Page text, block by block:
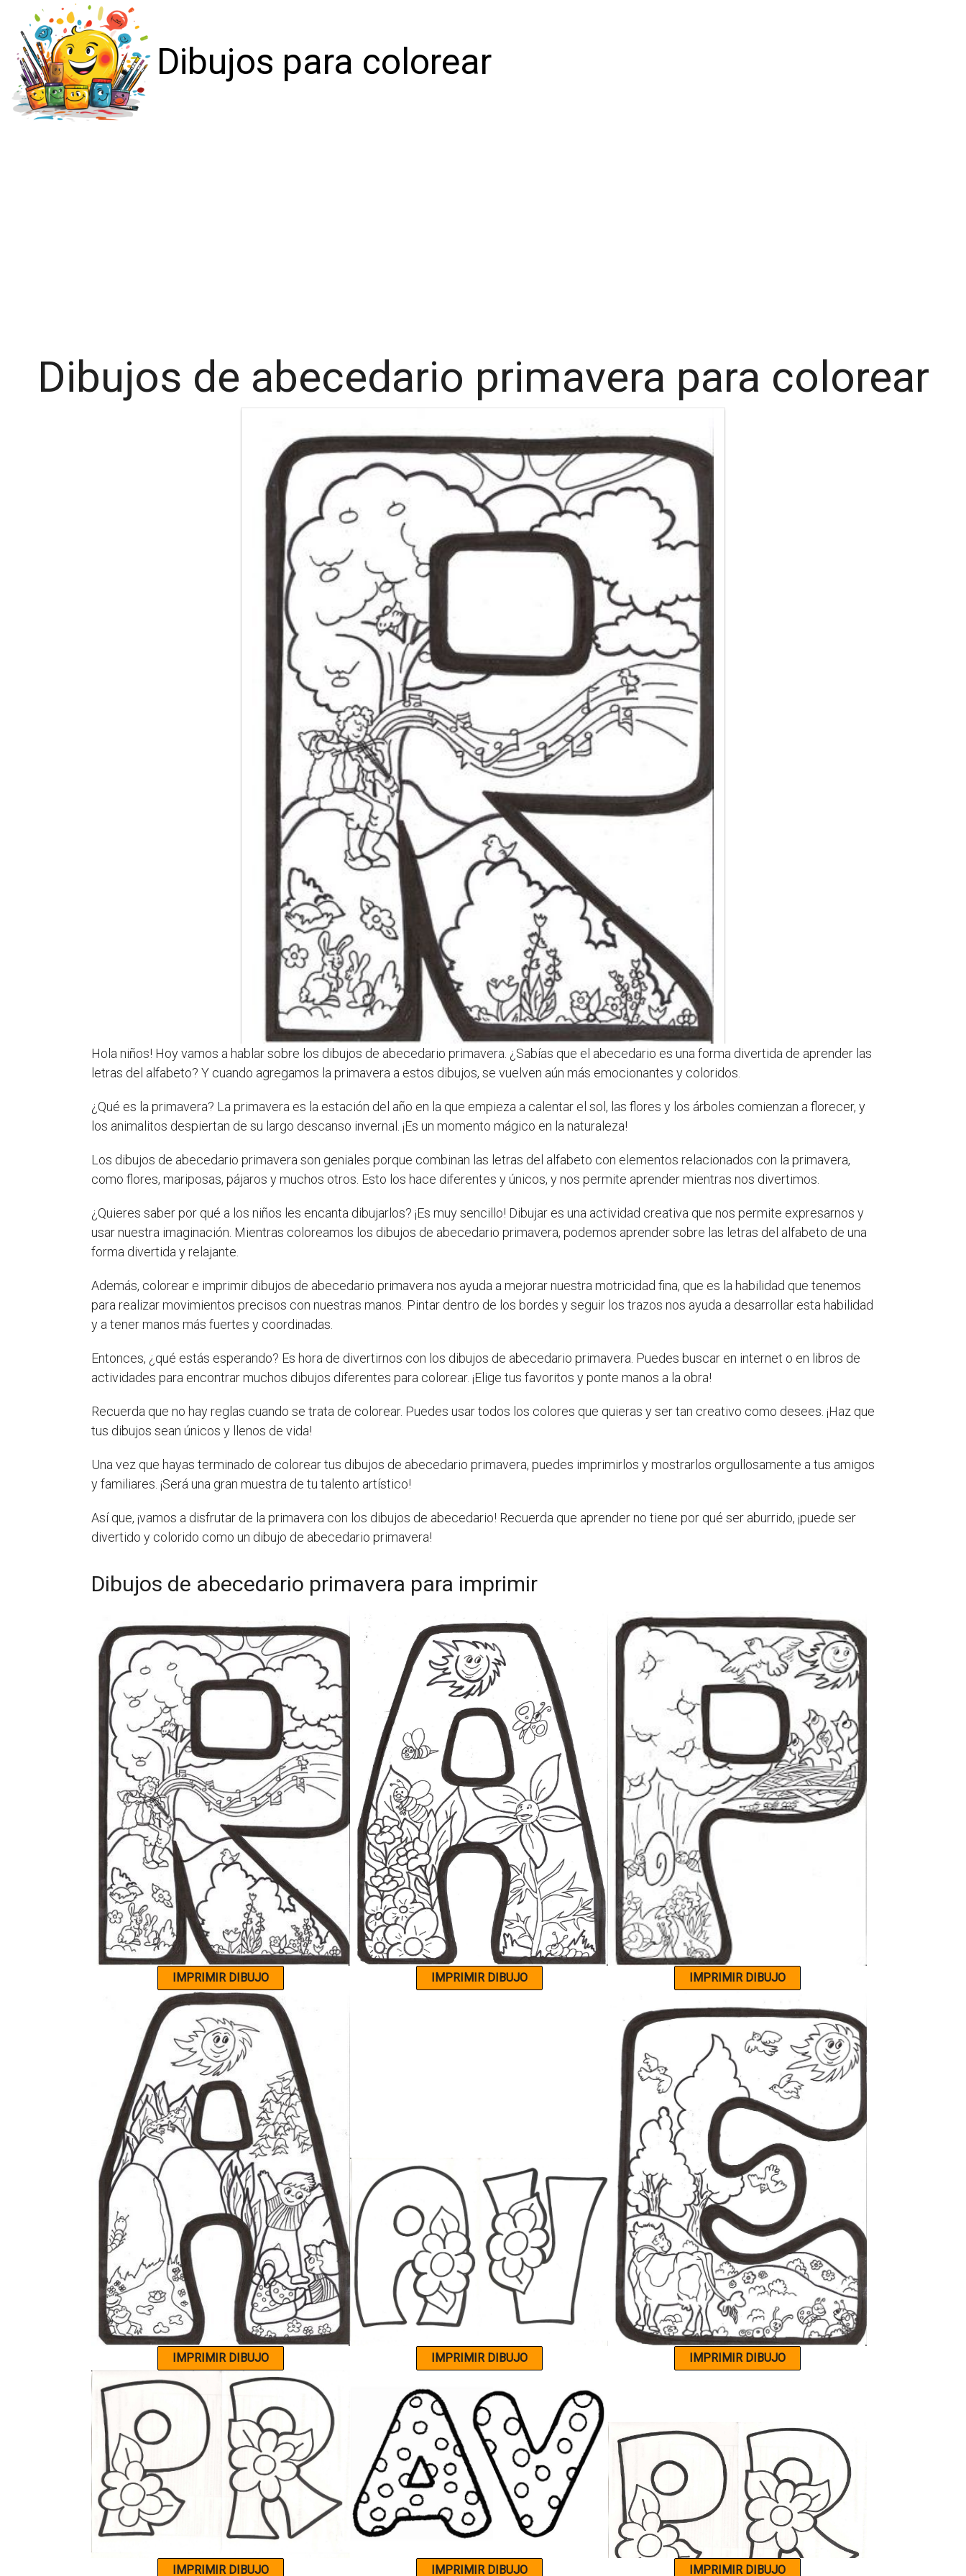
Dibujos para colorear
Dibujos de abecedario primavera para colorear
Hola niños! Hoy vamos a hablar sobre los dibujos de abecedario primavera. ¿Sabías que el abecedario es una forma divertida de aprender las
letras del alfabeto? Y cuando agregamos la primavera a estos dibujos, se vuelven aún más emocionantes y coloridos.
¿Qué es la primavera? La primavera es la estación del año en la que empieza a calentar el sol, las flores y los árboles comienzan a florecer, y
los animalitos despiertan de su largo descanso invernal. ¡Es un momento mágico en la naturaleza!
Los dibujos de abecedario primavera son geniales porque combinan las letras del alfabeto con elementos relacionados con la primavera,
como flores, mariposas, pájaros y muchos otros. Esto los hace diferentes y únicos, y nos permite aprender mientras nos divertimos.
¿Quieres saber por qué a los niños les encanta dibujarlos? ¡Es muy sencillo! Dibujar es una actividad creativa que nos permite expresarnos y
usar nuestra imaginación. Mientras coloreamos los dibujos de abecedario primavera, podemos aprender sobre las letras del alfabeto de una
forma divertida y relajante.
Además, colorear e imprimir dibujos de abecedario primavera nos ayuda a mejorar nuestra motricidad fina, que es la habilidad que tenemos
para realizar movimientos precisos con nuestras manos. Pintar dentro de los bordes y seguir los trazos nos ayuda a desarrollar esta habilidad
y a tener manos más fuertes y coordinadas.
Entonces, ¿qué estás esperando? Es hora de divertirnos con los dibujos de abecedario primavera. Puedes buscar en internet o en libros de
actividades para encontrar muchos dibujos diferentes para colorear. ¡Elige tus favoritos y ponte manos a la obra!
Recuerda que no hay reglas cuando se trata de colorear. Puedes usar todos los colores que quieras y ser tan creativo como desees. ¡Haz que
tus dibujos sean únicos y llenos de vida!
Una vez que hayas terminado de colorear tus dibujos de abecedario primavera, puedes imprimirlos y mostrarlos orgullosamente a tus amigos
y familiares. ¡Será una gran muestra de tu talento artístico!
Así que, ¡vamos a disfrutar de la primavera con los dibujos de abecedario! Recuerda que aprender no tiene por qué ser aburrido, ¡puede ser
divertido y colorido como un dibujo de abecedario primavera!
Dibujos de abecedario primavera para imprimir